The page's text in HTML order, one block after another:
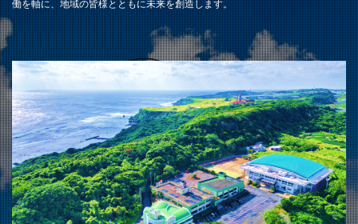
働を軸に、地域の皆様とともに未来を創造します。